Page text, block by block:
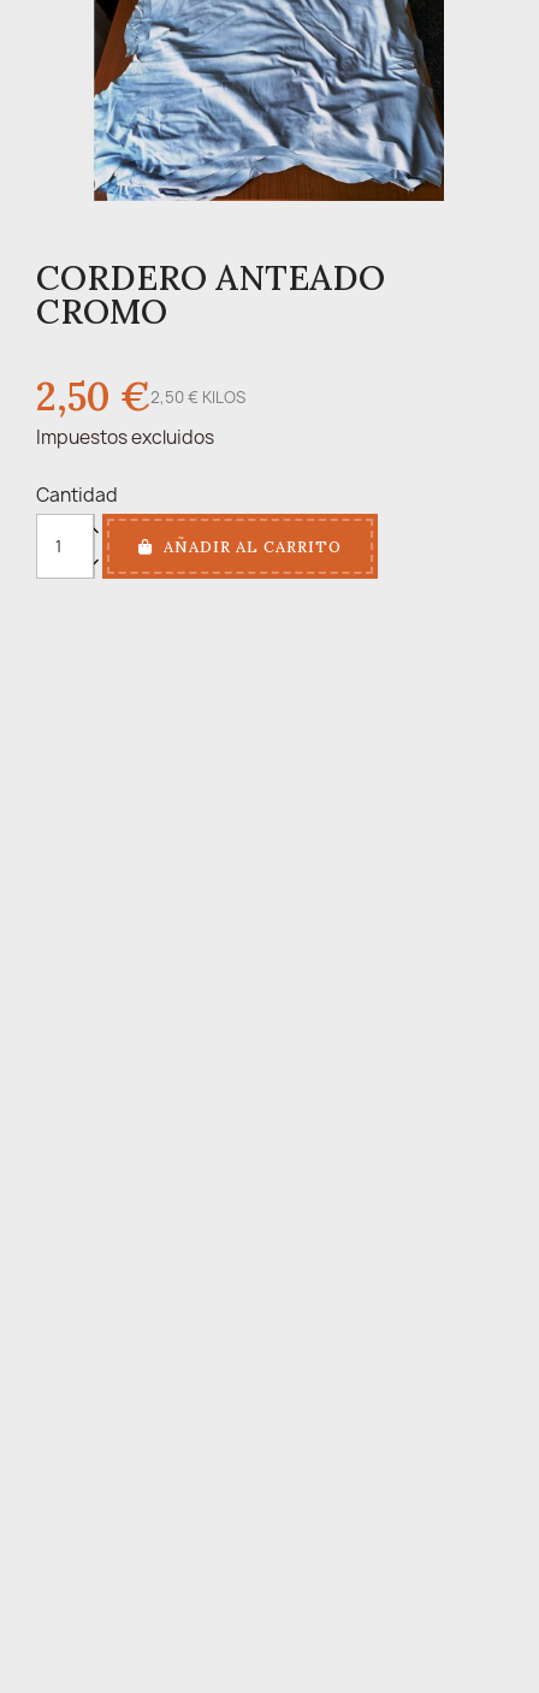
CORDERO ANTEADO
CROMO
2,50 €2,50 € KILOS
Impuestos excluidos
Cantidad
AÑADIR AL CARRITO